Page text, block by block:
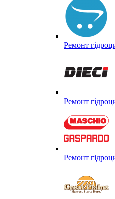
Ремонт
Ремонт
Ремонт